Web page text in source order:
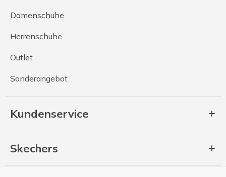
Damenschuhe
Herrenschuhe
Outlet
Sonderangebot
Kundenservice
Skechers